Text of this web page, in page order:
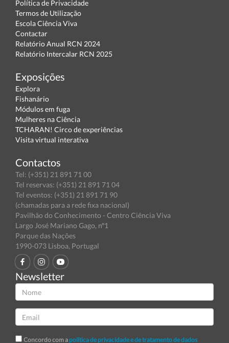
Política de Privacidade
Termos de Utilização
Escola Ciência Viva
Contactar
Relatório Anual RCN 2024
Relatório Intercalar RCN 2025
Exposições
Explora
Fishanário
Módulos em fuga
Mulheres na Ciência
TCHARAN! Circo de experiências
Visita virtual interativa
Contactos
Tel: (+351) 21 891 71 00
Tel reservas: (+351) 21 891 71 04
Tel eventos: (+351) 21 891 71 90
(chamadas para a rede fixa nacional)
Pavilhão do Conhecimento - Centro Ciência Viva
Largo José Mariano Gago, nº1
Parque das Nações
1990-073 Lisboa, Portugal
Newsletter
Concordo com a política de privacidade e de tratamento de dados